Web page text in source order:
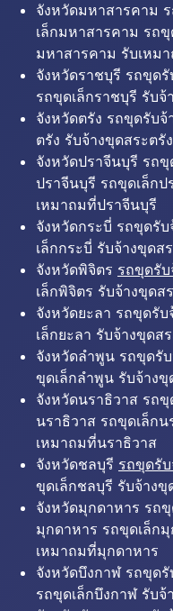
จังหวัดมหาสารคาม
เล็กมหาสารคาม รถ
มหาสารคาม รับเหม
จังหวัดราชบุรี รถขุด
รถขุดเล็กราชบุรี รับ
จังหวัดตรัง รถขุดรับจ้
ตรัง รับจ้างขุดสระตรั
จังหวัดปราจีนบุรี รถ
ปราจีนบุรี รถขุดเล็ก
เหมาถมที่ปราจีนบุรี
จังหวัดกระบี่ รถขุดรั
เล็กกระบี่ รับจ้างขุดส
จังหวัดพิจิตร รถขุดรับ
เล็กพิจิตร รับจ้างขุด
จังหวัดยะลา รถขุดรั
เล็กยะลา รับจ้างขุดส
จังหวัดลำพูน รถขุดรั
ขุดเล็กลำพูน รับจ้าง
จังหวัดนราธิวาส รถ
นราธิวาส รถขุดเล็ก
เหมาถมที่นราธิวาส
จังหวัดชลบุรี รถขุดรั
ขุดเล็กชลบุรี รับจ้าง
จังหวัดมุกดาหาร รถ
มุกดาหาร รถขุดเล็ก
เหมาถมที่มุกดาหาร
จังหวัดบึงกาฬ รถขุด
รถขุดเล็กบึงกาฬ รับ